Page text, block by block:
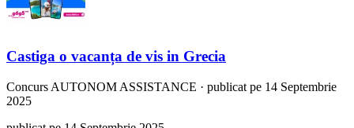
Castiga o vacanța de vis in Grecia
Concurs AUTONOM ASSISTANCE · publicat pe 14 Septembrie
2025